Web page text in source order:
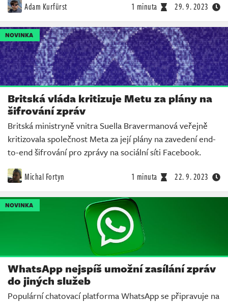
Adam Kurfürst 1 minuta 29. 9. 2023
NOVINKA
Britská vláda kritizuje Metu za plány na
šifrování zpráv
Britská ministryně vnitra Suella Bravermanová veřejně
kritizovala společnost Meta za její plány na zavedení end-
to-end šifrování pro zprávy na sociální síti Facebook.
Michal Fortyn 1 minuta 22. 9. 2023
NOVINKA
WhatsApp nejspíš umožní zasílání zpráv
do jiných služeb
Populární chatovací platforma WhatsApp se připravuje na